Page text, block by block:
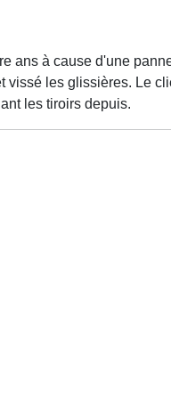
ans à cause d'une
les glissières. Le
les tiroirs depuis.